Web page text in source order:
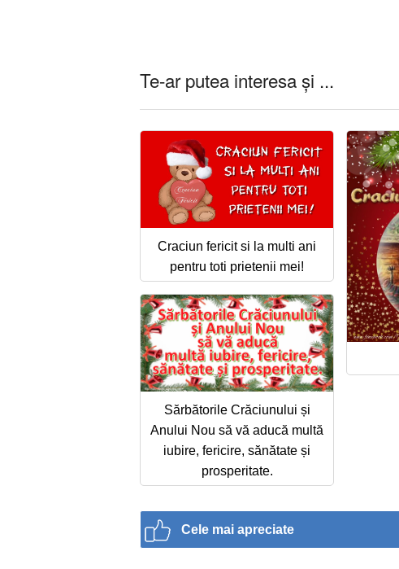
Te-ar putea interesa și ...
Craciun fericit si la multi ani
pentru toti prietenii mei!
Sărbătorile Crăciunului și
Anului Nou să vă aducă multă
iubire, fericire, sănătate și
prosperitate.
Cele mai apreciate